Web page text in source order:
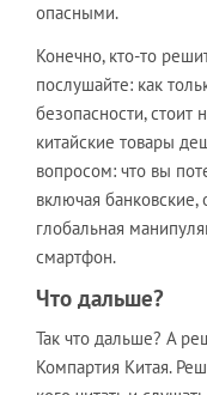
опасными.
Конечно, кто-то
послушайте: как
безопасности, стоит
китайские товары
вопросом: что вы
включая банковские,
глобальная
смартфон.
Что дальше?
Так что дальше? А
Компартия Китая.